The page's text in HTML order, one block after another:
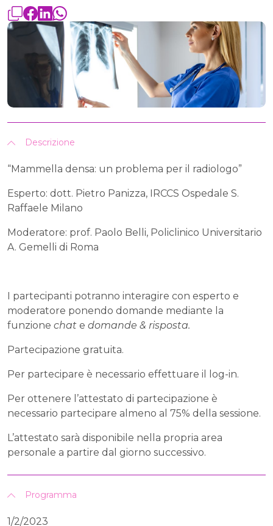
Descrizione
“Mammella densa: un problema per il radiologo”
Esperto: dott. Pietro Panizza, IRCCS Ospedale S.
Raffaele Milano
Moderatore: prof. Paolo Belli, Policlinico Universitario
A. Gemelli di Roma
I partecipanti potranno interagire con esperto e
moderatore ponendo domande mediante la
funzione chat e domande & risposta.
Partecipazione gratuita.
Per partecipare è necessario effettuare il log-in.
Per ottenere l’attestato di partecipazione è
necessario partecipare almeno al 75% della sessione.
L’attestato sarà disponibile nella propria area
personale a partire dal giorno successivo.
Programma
1/2/2023